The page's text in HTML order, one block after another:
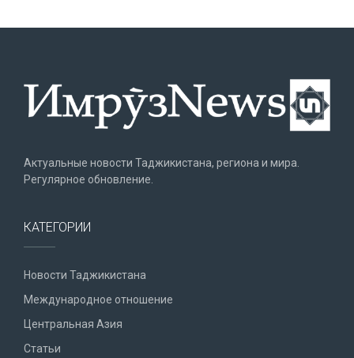
Актуальные новости Таджикистана, региона и мира.
Регулярное обновление.
КАТЕГОРИИ
Новости Таджикистана
Международное отношение
Центральная Азия
Статьи